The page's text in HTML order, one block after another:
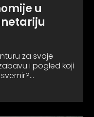
u
za svoje
i pogled koji